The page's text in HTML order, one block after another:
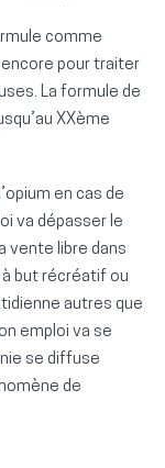
comme
pour traiter
La formule de
XXème
en cas de
va dépasser le
vente libre dans
but récréatif ou
autres que
emploi va se
se diffuse
de